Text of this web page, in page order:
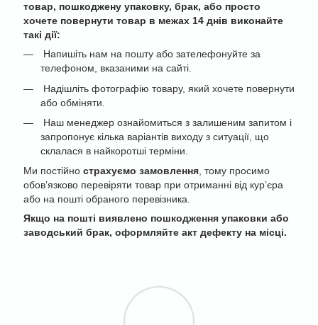
товар, пошкоджену упаковку, брак, або просто
хочете повернути товар в межах 14 днів виконайте
такі дії:
Напишіть нам на пошту або зателефонуйте за
телефоном, вказаними на сайті.
Надішліть фотографію товару, який хочете повернути
або обміняти.
Наш менеджер ознайомиться з залишеним запитом і
запропонує кілька варіантів виходу з ситуації, що
склалася в найкоротші терміни.
Ми постійно страхуємо замовлення, тому просимо
обов’язково перевіряти товар при отриманні від кур’єра
або на пошті обраного перевізника.
Якщо на пошті виявлено пошкодження упаковки або
заводський брак, оформляйте акт дефекту на місці.